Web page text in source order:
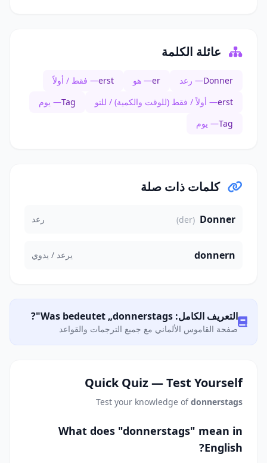
عائلة الكلمة
Donner— رعد er— هو erst— فقط / أولاً
erst— أولاً / فقط (للوقت والكمية) / للتو Tag— يوم
Tag— يوم
كلمات ذات صلة
Donner
(der) رعد
donnern يرعد / يدوي
التعريف الكامل: Was bedeutet „donnerstags"?
صفحة القاموس الألماني مع جميع الترجمات والقواعد
Quick Quiz — Test Yourself
Test your knowledge ofdonnerstags
What does "donnerstags" mean in
English?